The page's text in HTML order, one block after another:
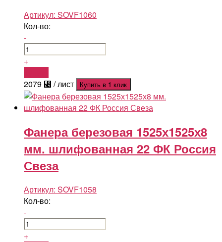
Артикул: SOVF1060
Кол-во:
-
+
2079 ⃄ / лист Купить в 1 клик
Фанера березовая 1525х1525х8
мм. шлифованная 22 ФК Россия
Свеза
Артикул: SOVF1058
Кол-во:
-
+